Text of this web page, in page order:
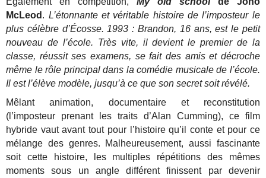
McLeod . L’étonnante et véritable histoire de l’imposteur le
plus célèbre d’Écosse. 1993 : Brandon, 16 ans, est le petit
nouveau de l’école. Très vite, il devient le premier de la
classe, réussit ses examens, se fait des amis et décroche
même le rôle principal dans la comédie musicale de l’école.
Il est l’élève modèle, jusqu’à ce que son secret soit révélé.
Mêlant animation, documentaire et reconstitution
(l’imposteur prenant les traits d’Alan Cumming), ce film
hybride vaut avant tout pour l’histoire qu’il conte et pour ce
mélange des genres. Malheureusement, aussi fascinante
soit cette histoire, les multiples répétitions des mêmes
moments sous un angle différent finissent par devenir